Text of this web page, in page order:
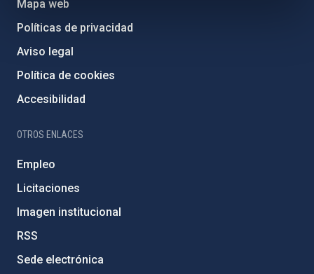
Mapa web
Políticas de privacidad
Aviso legal
Política de cookies
Accesibilidad
OTROS ENLACES
Empleo
Licitaciones
Imagen institucional
RSS
Sede electrónica